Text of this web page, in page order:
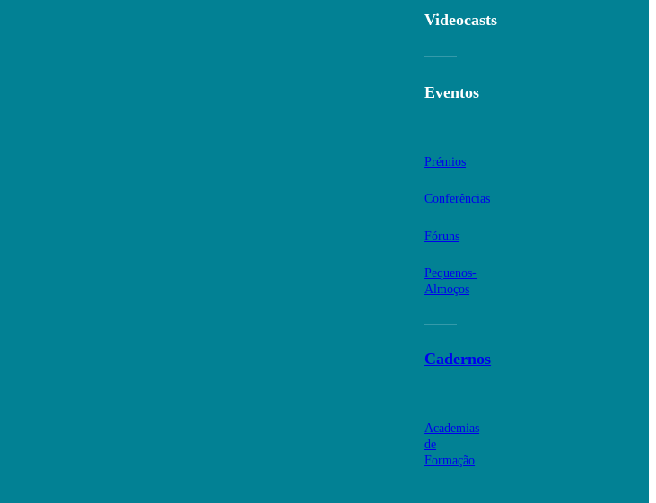
Videocasts
Eventos
Prémios
Conferências
Fóruns
Pequenos-
Almoços
Cadernos
Academias
de
Formação